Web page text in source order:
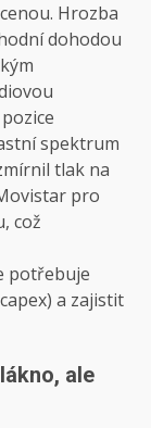
Hrozba
dohodou
spektrum
tlak na
pro
což
potřebuje
a zajistit
ale